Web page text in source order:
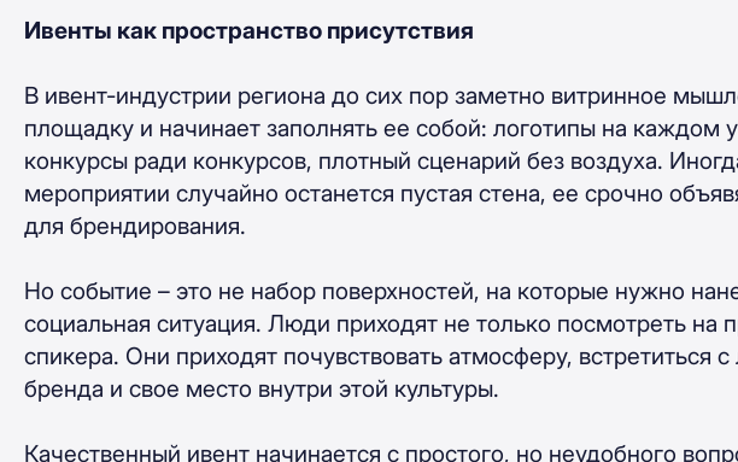
Ивенты как пространство присутствия
В ивент-индустрии региона до сих пор заметно витринное
площадку и начинает заполнять ее собой: логотипы на каждом
конкурсы ради конкурсов, плотный сценарий без воздуха.
мероприятии случайно останется пустая стена, ее срочно
для брендирования.
Но событие – это не набор поверхностей, на которые нужно
социальная ситуация. Люди приходят не только посмотреть на
спикера. Они приходят почувствовать атмосферу, встретиться
бренда и свое место внутри этой культуры.
Качественный ивент начинается с простого, но неудобного